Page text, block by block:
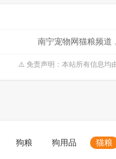
南宁宠物网猫粮频道
⚠️ 免责声明：本站所有信息均
狗粮 狗用品 猫粮